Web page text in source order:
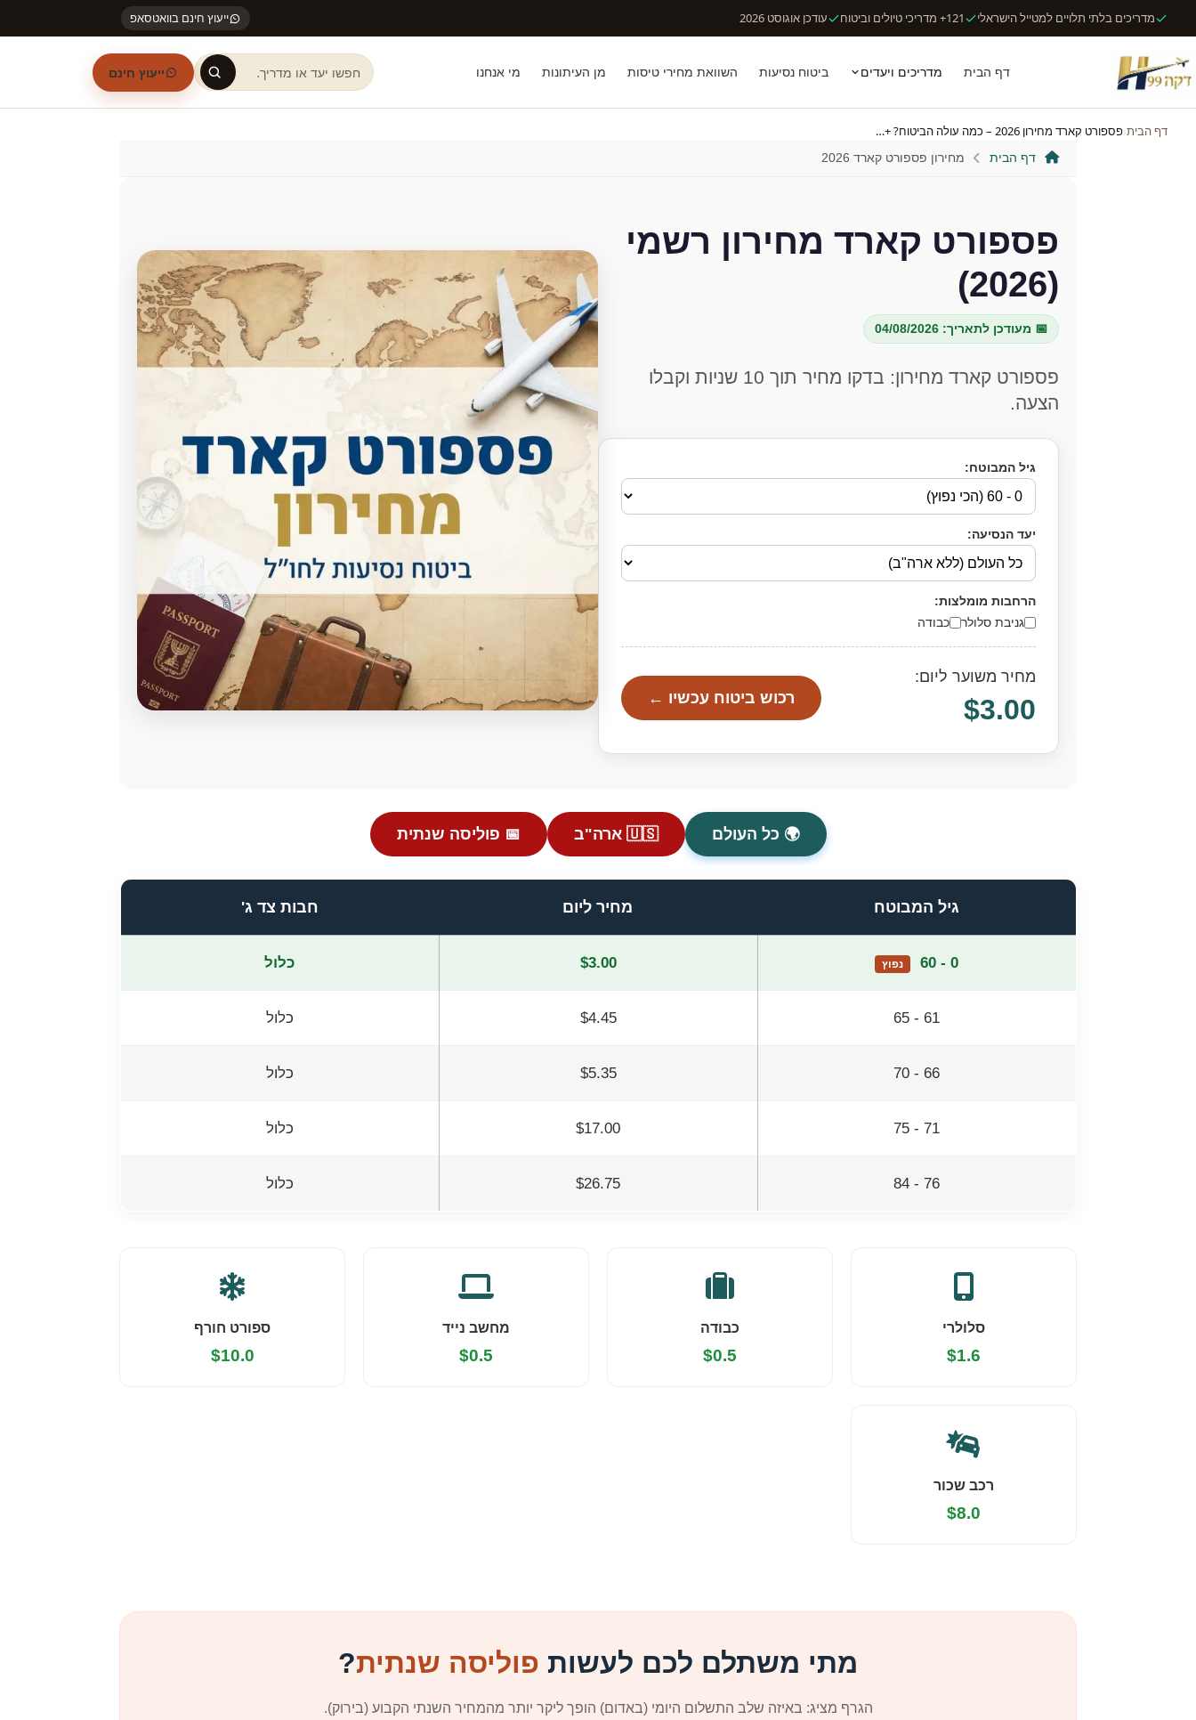
מדריכים בלתי תלויים למטייל הישראלי 121+ מדריכי טיולים וביטוח עודכן אוגוסט 2026 ייעוץ חינם בוואטסאפ
דף הבית מדריכים ויעדים ביטוח נסיעות השוואת מחירי טיסות מן העיתונות מי אנחנו חיפוש באתר ייעוץ חינם
דף הבית פספורט קארד מחירון 2026 – כמה עולה הביטוח? +…
דף הבית מחירון פספורט קארד 2026
פספורט קארד מחירון רשמי
(2026)
📅 מעודכן לתאריך: 04/08/2026
פספורט קארד מחירון: בדקו מחיר תוך 10 שניות וקבלו
הצעה.
גיל המבוטח:
יעד הנסיעה:
הרחבות מומלצות:
גניבת סלולר
כבודה
מחיר משוער ליום:
$3.00 רכוש ביטוח עכשיו ←
🌍 כל העולם 🇺🇸 ארה"ב 📅 פוליסה שנתית
גיל המבוטח מחיר ליום חבות צד ג'
0 - 60 נפוץ $3.00 כלול
61 - 65
$4.45 כלול
66 - 70
$5.35 כלול
71 - 75
$17.00 כלול
76 - 84
$26.75 כלול
סלולרי
$1.6
כבודה
$0.5
מחשב נייד
$0.5
ספורט חורף
$10.0
רכב שכור
$8.0
מתי משתלם לכם לעשות פוליסה שנתית?
הגרף מציג: באיזה שלב התשלום היומי (באדום) הופך ליקר יותר מהמחיר השנתי הקבוע (בירוק).